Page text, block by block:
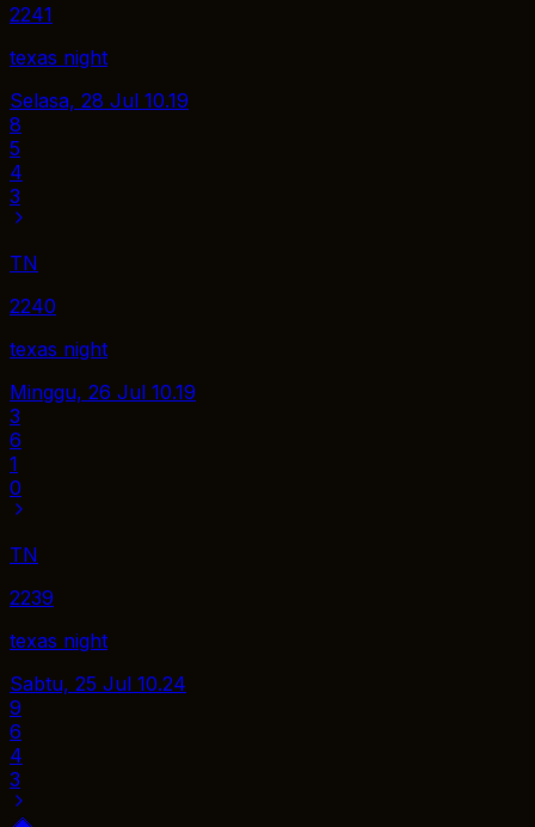
2241
texas night
Selasa, 28 Jul 10.19
8
5
4
3
TN
2240
texas night
Minggu, 26 Jul 10.19
3
6
1
0
TN
2239
texas night
Sabtu, 25 Jul 10.24
9
6
4
3